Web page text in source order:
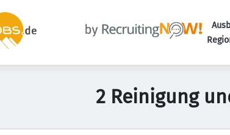
2 Reinigung